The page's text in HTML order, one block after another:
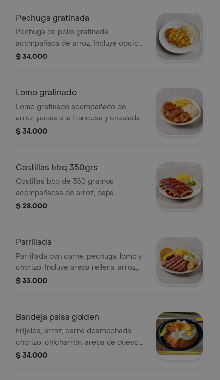
Pechuga gratinada
Pechuga de pollo gratinada
acompañada de arroz. Incluye opción
de papa francesa o criolla y ensalada.
$ 34.000
Lomo gratinado
Lomo gratinado acompañado de
arroz, papas a la francesa y ensalada.
Elige entre papas criollas o a la
$ 34.000
Costillas bbq 350grs
Costillas bbq de 350 gramos
acompañadas de arroz, papa
francesa o criolla a elección y
$ 28.000
Parrillada
Parrillada con carne, pechuga, lomo y
chorizo. Incluye arepa rellena, arroz,
papa a elección (francesa o criolla) y
$ 33.000
Bandeja paisa golden
Frijoles, arroz, carne desmechada,
chorizo, chicharrón, arepa de queso,
huevo, aguacate y plátano maduro.
$ 34.000